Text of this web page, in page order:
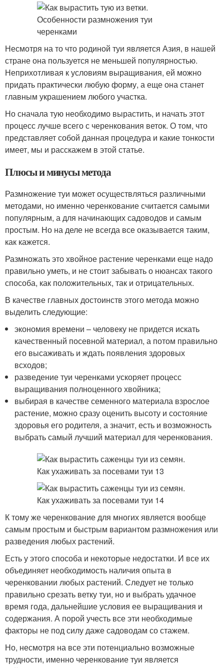
Несмотря на то что родиной туи является Азия, в нашей
стране она пользуется не меньшей популярностью.
Неприхотливая к условиям выращивания, ей можно
придать практически любую форму, а еще она станет
главным украшением любого участка.
Но сначала тую необходимо вырастить, и начать этот
процесс лучше всего с черенкования веток. О том, что
представляет собой данная процедура и какие тонкости
имеет, мы и расскажем в этой статье.
Плюсы и минусы метода
Размножение туи может осуществляться различными
методами, но именно черенкование считается самыми
популярным, а для начинающих садоводов и самым
простым. Но на деле не всегда все оказывается таким,
как кажется.
Размножать это хвойное растение черенками еще надо
правильно уметь, и не стоит забывать о нюансах такого
способа, как положительных, так и отрицательных.
В качестве главных достоинств этого метода можно
выделить следующие:
экономия времени – человеку не придется искать
качественный посевной материал, а потом правильно
его высаживать и ждать появления здоровых
всходов;
разведение туи черенками ускоряет процесс
выращивания полноценного хвойника;
выбирая в качестве семенного материала взрослое
растение, можно сразу оценить высоту и состояние
здоровья его родителя, а значит, есть и возможность
выбрать самый лучший материал для черенкования.
К тому же черенкование для многих является вообще
самым простым и быстрым вариантом размножения или
разведения любых растений.
Есть у этого способа и некоторые недостатки. И все их
объединяет необходимость наличия опыта в
черенковании любых растений. Следует не только
правильно срезать ветку туи, но и выбрать удачное
время года, дальнейшие условия ее выращивания и
содержания. А порой учесть все эти необходимые
факторы не под силу даже садоводам со стажем.
Но, несмотря на все эти потенциально возможные
трудности, именно черенкование туи является